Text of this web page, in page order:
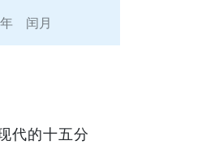
闰月
代的十五分